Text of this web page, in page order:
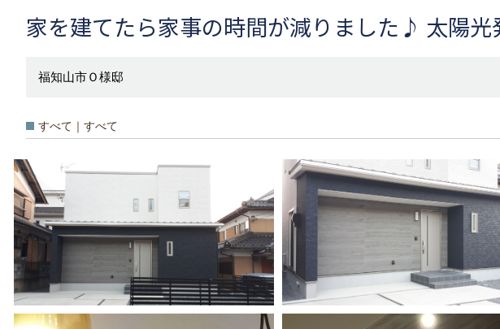
家を建てたら家事の時間が減りました♪ 太陽
福知山市Ｏ様邸
すべて｜すべて